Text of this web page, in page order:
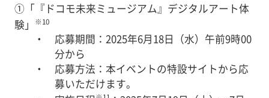
①「『ドコモ未来ミュージアム』デジタルアート体
験」
※10
・ 応募期間：2025年6月18日（水）午前9時00
分から
・ 応募方法：本イベントの特設サイトから応
募いただけます。